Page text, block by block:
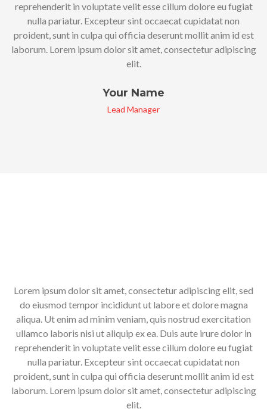
reprehenderit in voluptate velit esse cillum dolore eu fugiat
nulla pariatur. Excepteur sint occaecat cupidatat non
proident, sunt in culpa qui officia deserunt mollit anim id est
laborum. Lorem ipsum dolor sit amet, consectetur adipiscing
elit.
Your Name
Lead Manager
Lorem ipsum dolor sit amet, consectetur adipiscing elit, sed
do eiusmod tempor incididunt ut labore et dolore magna
aliqua. Ut enim ad minim veniam, quis nostrud exercitation
ullamco laboris nisi ut aliquip ex ea. Duis aute irure dolor in
reprehenderit in voluptate velit esse cillum dolore eu fugiat
nulla pariatur. Excepteur sint occaecat cupidatat non
proident, sunt in culpa qui officia deserunt mollit anim id est
laborum. Lorem ipsum dolor sit amet, consectetur adipiscing
elit.